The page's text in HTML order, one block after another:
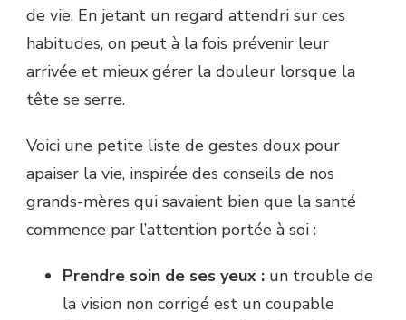
de vie. En jetant un regard attendri sur ces
habitudes, on peut à la fois prévenir leur
arrivée et mieux gérer la douleur lorsque la
tête se serre.
Voici une petite liste de gestes doux pour
apaiser la vie, inspirée des conseils de nos
grands-mères qui savaient bien que la santé
commence par l’attention portée à soi :
Prendre soin de ses yeux : un trouble de
la vision non corrigé est un coupable